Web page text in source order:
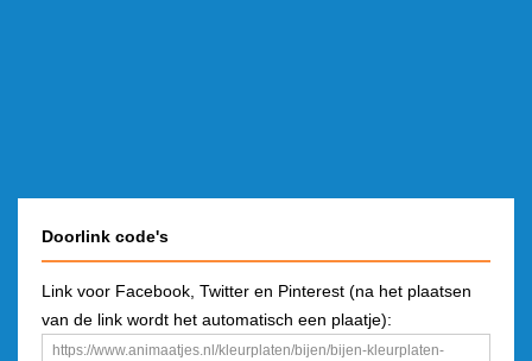
Doorlink code's
Link voor Facebook, Twitter en Pinterest (na het plaatsen
van de link wordt het automatisch een plaatje):